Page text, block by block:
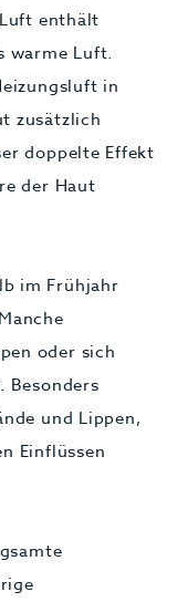
enthält
warme Luft.
in
zusätzlich
doppelte Effekt
der Haut
im Frühjahr
oder sich
Besonders
und Lippen,
Einflüssen